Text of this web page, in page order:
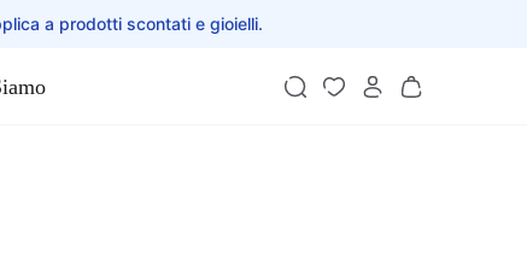
a prodotti scontati e gioielli.